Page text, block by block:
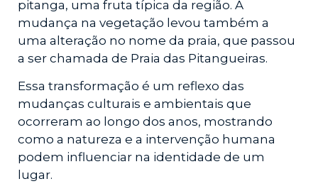
pitanga, uma fruta típica da região. A
mudança na vegetação levou também a
uma alteração no nome da praia, que passou
a ser chamada de Praia das Pitangueiras.
Essa transformação é um reflexo das
mudanças culturais e ambientais que
ocorreram ao longo dos anos, mostrando
como a natureza e a intervenção humana
podem influenciar na identidade de um
lugar.